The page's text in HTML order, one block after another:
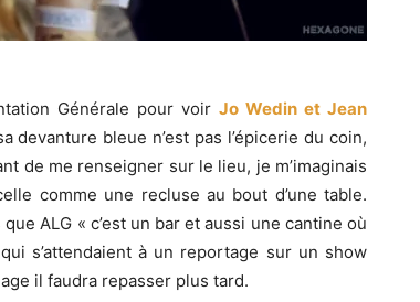
Générale pour voirJo Wedin et Jean
devanture bleue n’est pas l’épicerie du coin,
de me renseigner sur le lieu, je m’imaginais
comme une recluse au bout d’une table.
ALG « c’est un bar et aussi une cantine où
s’attendaient à un reportage sur un show
il faudra repasser plus tard.